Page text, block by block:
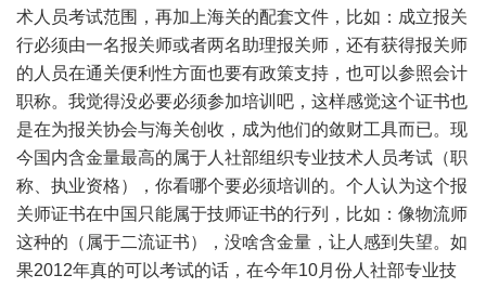
术人员考试范围，再加上海关的配套文件，比如：成立报关
行必须由一名报关师或者两名助理报关师，还有获得报关师
的人员在通关便利性方面也要有政策支持，也可以参照会计
职称。我觉得没必要必须参加培训吧，这样感觉这个证书也
是在为报关协会与海关创收，成为他们的敛财工具而已。现
今国内含金量最高的属于人社部组织专业技术人员考试（职
称、执业资格），你看哪个要必须培训的。个人认为这个报
关师证书在中国只能属于技师证书的行列，比如：像物流师
这种的（属于二流证书），没啥含金量，让人感到失望。如
果2012年真的可以考试的话，在今年10月份人社部专业技